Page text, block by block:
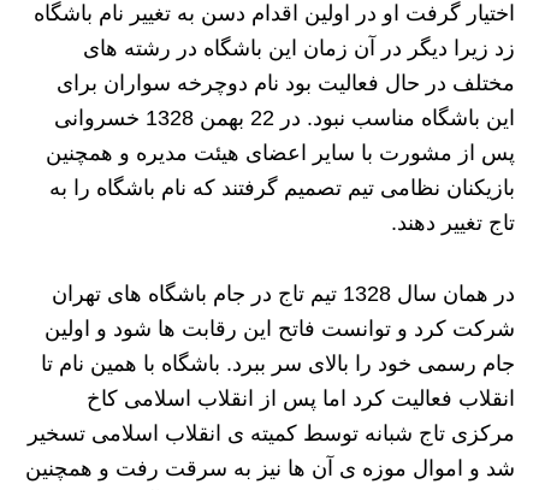
اختیار گرفت او در اولین اقدام دسن به تغییر نام باشگاه
زد زیرا دیگر در آن زمان این باشگاه در رشته های
مختلف در حال فعالیت بود نام دوچرخه سواران برای
این باشگاه مناسب نبود. در 22 بهمن 1328 خسروانی
پس از مشورت با سایر اعضای هیئت مدیره و همچنین
بازیکنان نظامی تیم تصمیم گرفتند که نام باشگاه را به
تاج تغییر دهند.
در همان سال 1328 تیم تاج در جام باشگاه های تهران
شرکت کرد و توانست فاتح این رقابت ها شود و اولین
جام رسمی خود را بالای سر ببرد. باشگاه با همین نام تا
انقلاب فعالیت کرد اما پس از انقلاب اسلامی کاخ
مرکزی تاج شبانه توسط کمیته ی انقلاب اسلامی تسخیر
شد و اموال موزه ی آن ها نیز به سرقت رفت و همچنین